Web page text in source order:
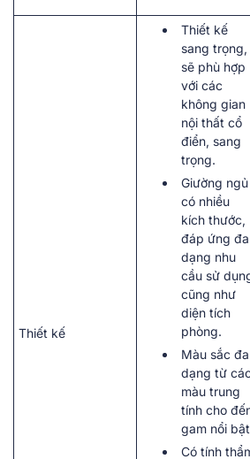
Thiết kế
Thiết kế
sang trọng,
sẽ phù hợp
với các
không gian
nội thất cổ
điển, sang
trọng.
Giường ngủ
có nhiều
kích thước,
đáp ứng đa
dạng nhu
cầu sử
cũng như
diện tích
phòng.
Màu sắc đa
dạng từ các
màu trung
tính cho
gam nổi
Có tính